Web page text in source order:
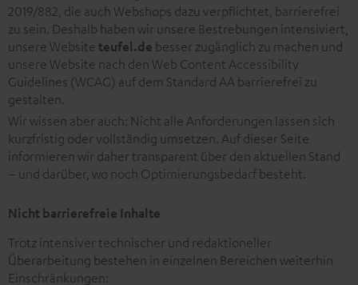
2019/882, die auch Webshops dazu verpflichtet, barrierefrei
zu sein. Deshalb haben wir unsere Bestrebungen intensiviert,
unsere Website teufel.de besser zugänglich zu machen und
unsere Website nach den Web Content Accessibility
Guidelines (WCAG) auf dem Standard AA barrierefrei zu
gestalten.
Wir wissen aber auch: Nicht alle Anforderungen lassen sich
kurzfristig oder vollständig umsetzen. Auf dieser Seite
informieren wir daher transparent über den aktuellen Stand
– und darüber, wo noch Optimierungsbedarf besteht.
Nicht barrierefreie Inhalte
Trotz intensiver technischer und redaktioneller
Überarbeitung bestehen in einzelnen Bereichen weiterhin
Einschränkungen: